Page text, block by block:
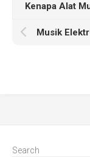
Search